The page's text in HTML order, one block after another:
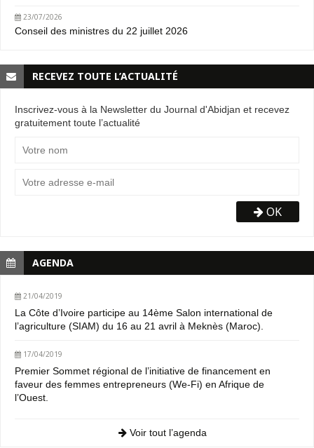
23/07/2026
Conseil des ministres du 22 juillet 2026
RECEVEZ TOUTE L’ACTUALITÉ
Inscrivez-vous à la Newsletter du Journal d'Abidjan et recevez
gratuitement toute l’actualité
OK
AGENDA
21/04/2019
La Côte d’Ivoire participe au 14ème Salon international de
l’agriculture (SIAM) du 16 au 21 avril à Meknès (Maroc).
17/04/2019
Premier Sommet régional de l’initiative de financement en
faveur des femmes entrepreneurs (We-Fi) en Afrique de
l’Ouest.
Voir tout l’agenda